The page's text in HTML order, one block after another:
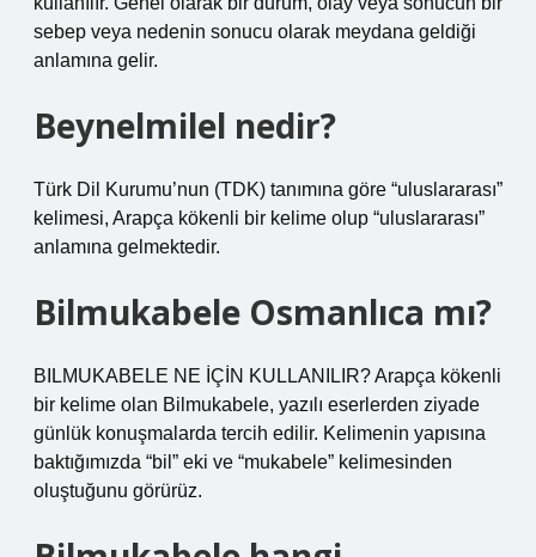
sebep veya nedenin sonucu olarak meydana geldiği
anlamına gelir.
Beynelmilel nedir?
Türk Dil Kurumu’nun (TDK) tanımına göre “uluslararası”
kelimesi, Arapça kökenli bir kelime olup “uluslararası”
anlamına gelmektedir.
Bilmukabele Osmanlıca mı?
BILMUKABELE NE İÇİN KULLANILIR? Arapça kökenli
bir kelime olan Bilmukabele, yazılı eserlerden ziyade
günlük konuşmalarda tercih edilir. Kelimenin yapısına
baktığımızda “bil” eki ve “mukabele” kelimesinden
oluştuğunu görürüz.